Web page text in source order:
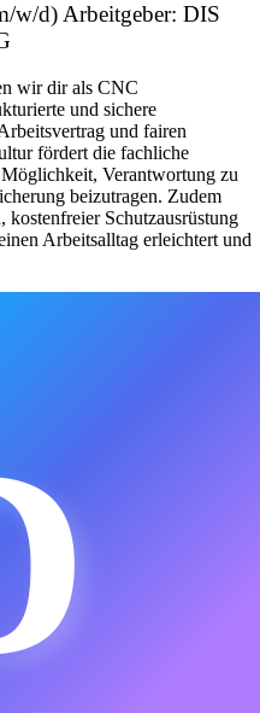
w/d) Arbeitgeber: DIS
wir dir als CNC
und sichere
und fairen
fördert die fachliche
Verantwortung zu
beizutragen. Zudem
kostenfreier Schutzausrüstung
Arbeitsalltag erleichtert und